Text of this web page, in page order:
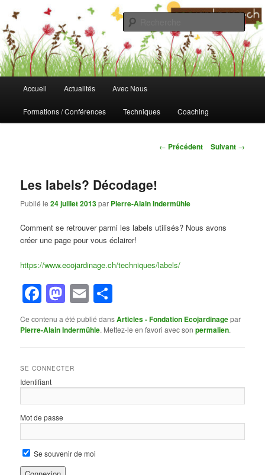
contenu
principalFondation Ecojardinage
principal
Accueil Actualités Avec Nous
Formations / Conférences Techniques Coaching
Navigation
← Précédent Suivant →
Les labels? Décodage!
Publié le24 juillet 2013par Pierre-Alain Indermühle
Comment se retrouver parmi les labels utilisés? Nous avons
créer une page pour vous éclairer!
https://www.ecojardinage.ch/techniques/labels/
Facebook
Mastodon
Email
Ce contenu a été publié dansArticles - Fondation Ecojardinagepar
Pierre-Alain Indermühle. Mettez-le en favori avec sonpermalien.
SE CONNECTER
Identifiant
Mot de passe
Se souvenir de moi